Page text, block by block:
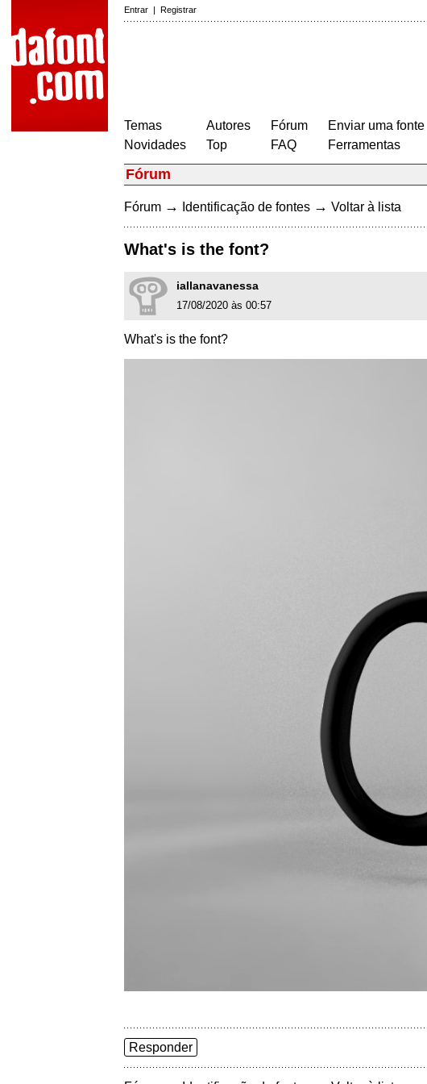
Entrar | Registrar
Temas
Novidades
Autores
Top
Fórum
FAQ
Enviar uma fonte
Ferramentas
Fórum
Fórum → Identificação de fontes → Voltar à lista
What's is the font?
iallanavanessa
17/08/2020 às 00:57
What's is the font?
Responder